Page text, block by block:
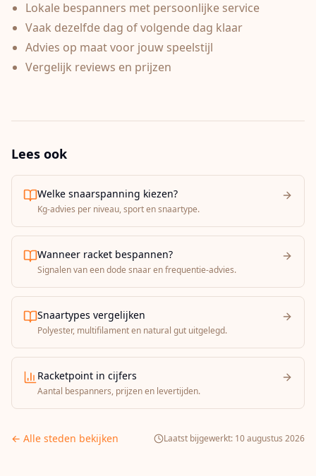
Lokale bespanners met persoonlijke service
Vaak dezelfde dag of volgende dag klaar
Advies op maat voor jouw speelstijl
Vergelijk reviews en prijzen
Lees ook
Welke snaarspanning kiezen?
Kg-advies per niveau, sport en snaartype.
Wanneer racket bespannen?
Signalen van een dode snaar en frequentie-advies.
Snaartypes vergelijken
Polyester, multifilament en natural gut uitgelegd.
Racketpoint in cijfers
Aantal bespanners, prijzen en levertijden.
← Alle steden bekijken Laatst bijgewerkt: 10 augustus 2026